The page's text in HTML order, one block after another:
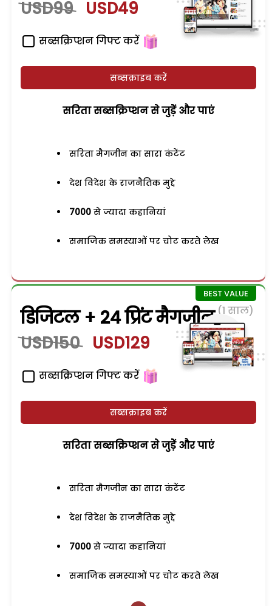
USD99 USD49
सब्सक्रिप्शन गिफ्ट करें
सब्सक्राइब करें
सरिता सब्सक्रिप्शन से जुड़ेें और पाएं
सरिता मैगजीन का सारा कंटेंट
देश विदेश के राजनैतिक मुद्दे
7000 से ज्यादा कहानियां
समाजिक समस्याओं पर चोट करते लेख
डिजिटल + 24 प्रिंट मैगजीन (1 साल)
USD150 USD129
सब्सक्रिप्शन गिफ्ट करें
सब्सक्राइब करें
सरिता सब्सक्रिप्शन से जुड़ेें और पाएं
सरिता मैगजीन का सारा कंटेंट
देश विदेश के राजनैतिक मुद्दे
7000 से ज्यादा कहानियां
समाजिक समस्याओं पर चोट करते लेख